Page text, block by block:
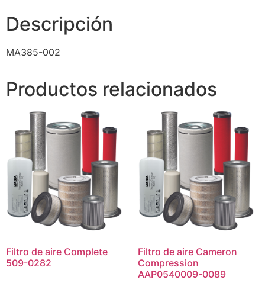
Descripción
MA385-002
Productos relacionados
Filtro de aire Complete
509-0282
Filtro de aire Cameron
Compression
AAP0540009-0089